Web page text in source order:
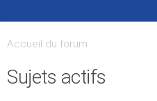
Accueil du forum
Sujets actifs